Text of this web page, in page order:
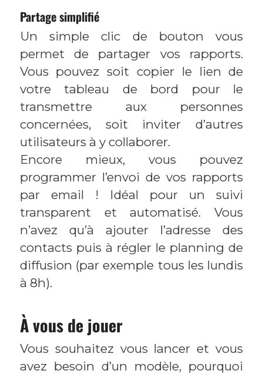
Partage simplifié
Un simple clic de bouton vous
permet de partager vos rapports.
Vous pouvez soit copier le lien de
votre tableau de bord pour le
transmettre aux personnes
concernées, soit inviter d’autres
utilisateurs à y collaborer.
Encore mieux, vous pouvez
programmer l’envoi de vos rapports
par email ! Idéal pour un suivi
transparent et automatisé. Vous
n’avez qu’à ajouter l’adresse des
contacts puis à régler le planning de
diffusion (par exemple tous les lundis
à 8h).
À vous de jouer
Vous souhaitez vous lancer et vous
avez besoin d’un modèle, pourquoi